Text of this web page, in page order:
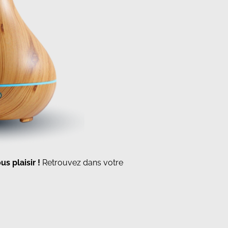
plaisir ! Retrouvez dans votre